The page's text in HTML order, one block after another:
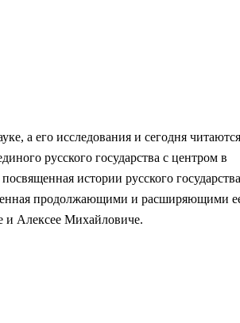
а его исследования и сегодня
русского государства с центром в
истории русского государства
продолжающими и расширяющими
и Алексее Михайловиче.